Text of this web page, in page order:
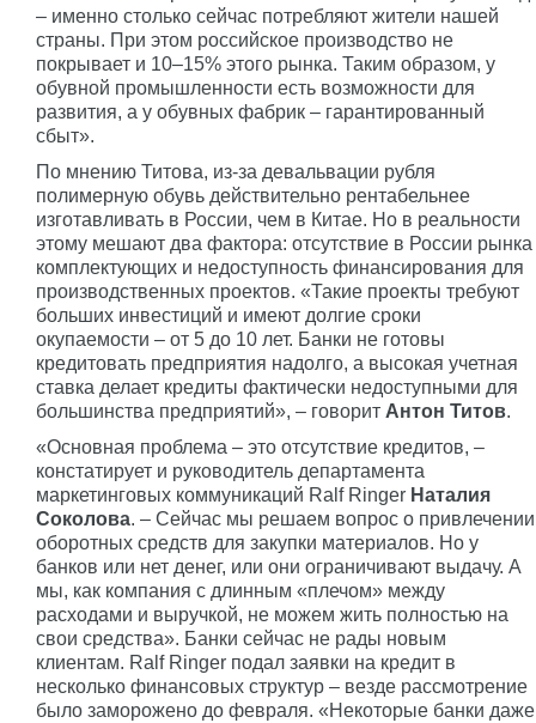
– именно столько сейчас потребляют жители нашей
страны. При этом российское производство не
покрывает и 10–15% этого рынка. Таким образом, у
обувной промышленности есть возможности для
развития, а у обувных фабрик – гарантированный
сбыт».
По мнению Титова, из-за девальвации рубля
полимерную обувь действительно рентабельнее
изготавливать в России, чем в Китае. Но в реальности
этому мешают два фактора: отсутствие в России рынка
комплектующих и недоступность финансирования для
производственных проектов. «Такие проекты требуют
больших инвестиций и имеют долгие сроки
окупаемости – от 5 до 10 лет. Банки не готовы
кредитовать предприятия надолго, а высокая учетная
ставка делает кредиты фактически недоступными для
большинства предприятий», – говорит Антон Титов.
«Основная проблема – это отсутствие кредитов, –
констатирует и руководитель департамента
маркетинговых коммуникаций Ralf Ringer Наталия
Соколова. – Сейчас мы решаем вопрос о привлечении
оборотных средств для закупки материалов. Но у
банков или нет денег, или они ограничивают выдачу. А
мы, как компания с длинным «плечом» между
расходами и выручкой, не можем жить полностью на
свои средства». Банки сейчас не рады новым
клиентам. Ralf Ringer подал заявки на кредит в
несколько финансовых структур – везде рассмотрение
было заморожено до февраля. «Некоторые банки даже